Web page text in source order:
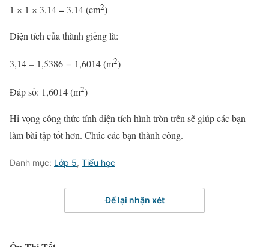
1 × 1 × 3,14 = 3,14 (cm2)
Diện tích của thành giếng là:
3,14 – 1,5386 = 1,6014 (m2)
Đáp số: 1,6014 (m2)
Hi vọng công thức tính diện tích hình tròn trên sẽ giúp các bạn
làm bài tập tốt hơn. Chúc các bạn thành công.
Danh mục: Lớp 5, Tiểu học
Để lại nhận xét